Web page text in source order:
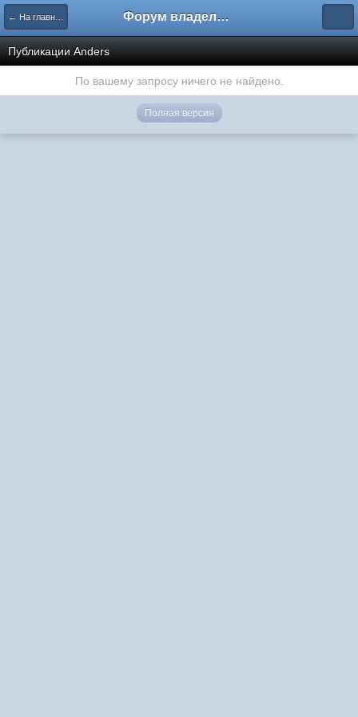
← На главную Форум владельцев интернет-магазинов
Публикации Anders
По вашему запросу ничего не найдено.
Полная версия